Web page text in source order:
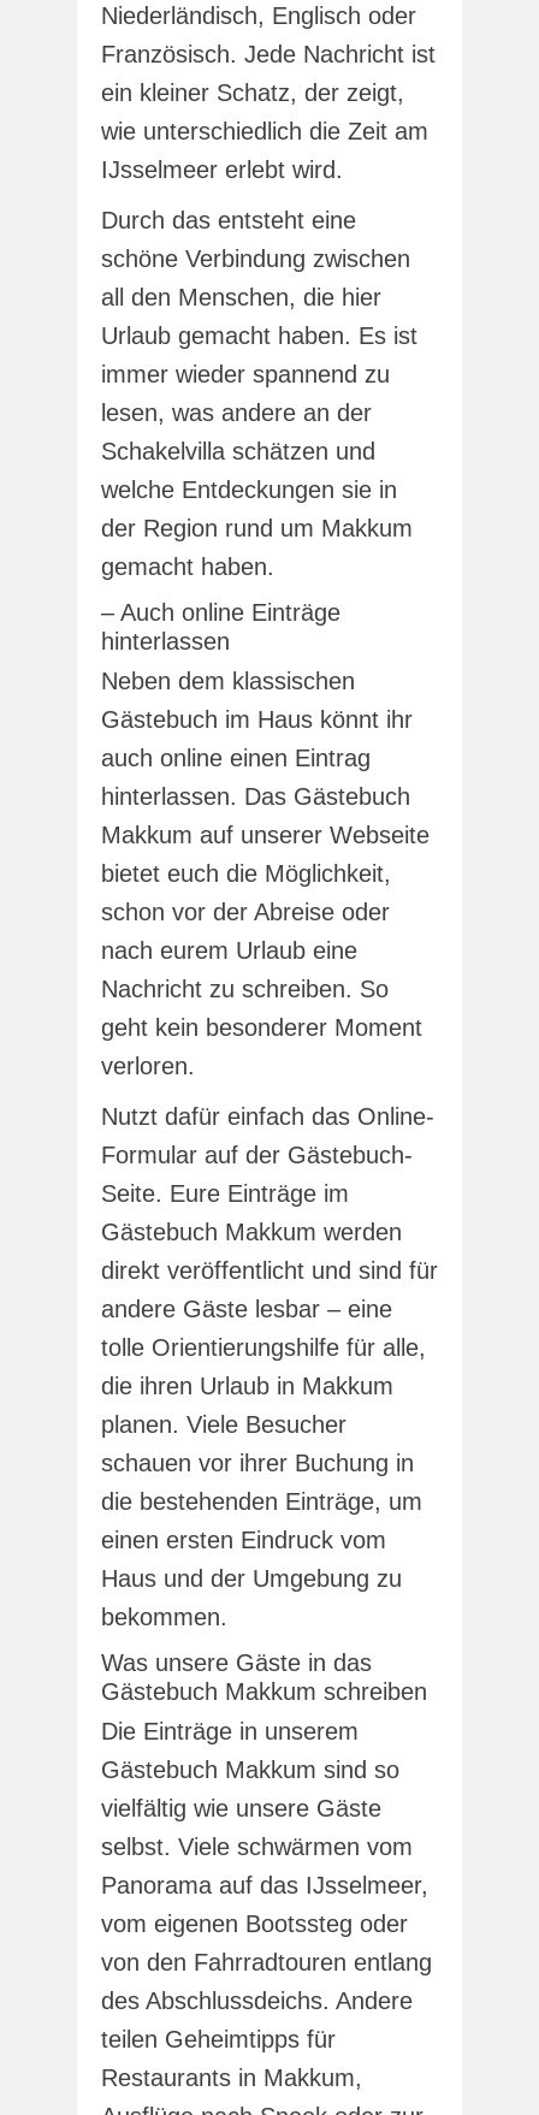
Niederländisch, Englisch oder
Französisch. Jede Nachricht ist
ein kleiner Schatz, der zeigt,
wie unterschiedlich die Zeit am
IJsselmeer erlebt wird.
Durch das entsteht eine
schöne Verbindung zwischen
all den Menschen, die hier
Urlaub gemacht haben. Es ist
immer wieder spannend zu
lesen, was andere an der
Schakelvilla schätzen und
welche Entdeckungen sie in
der Region rund um Makkum
gemacht haben.
– Auch online Einträge
hinterlassen
Neben dem klassischen
Gästebuch im Haus könnt ihr
auch online einen Eintrag
hinterlassen. Das Gästebuch
Makkum auf unserer Webseite
bietet euch die Möglichkeit,
schon vor der Abreise oder
nach eurem Urlaub eine
Nachricht zu schreiben. So
geht kein besonderer Moment
verloren.
Nutzt dafür einfach das Online-
Formular auf der Gästebuch-
Seite. Eure Einträge im
Gästebuch Makkum werden
direkt veröffentlicht und sind für
andere Gäste lesbar – eine
tolle Orientierungshilfe für alle,
die ihren Urlaub in Makkum
planen. Viele Besucher
schauen vor ihrer Buchung in
die bestehenden Einträge, um
einen ersten Eindruck vom
Haus und der Umgebung zu
bekommen.
Was unsere Gäste in das
Gästebuch Makkum schreiben
Die Einträge in unserem
Gästebuch Makkum sind so
vielfältig wie unsere Gäste
selbst. Viele schwärmen vom
Panorama auf das IJsselmeer,
vom eigenen Bootssteg oder
von den Fahrradtouren entlang
des Abschlussdeichs. Andere
teilen Geheimtipps für
Restaurants in Makkum,